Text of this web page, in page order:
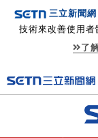
三立新聞網
技術來改善使用者
了